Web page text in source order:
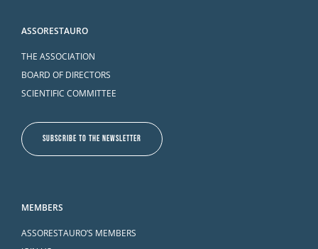
ASSORESTAURO
THE ASSOCIATION
BOARD OF DIRECTORS
SCIENTIFIC COMMITTEE
SUBSCRIBE TO THE NEWSLETTER
MEMBERS
ASSORESTAURO’S MEMBERS